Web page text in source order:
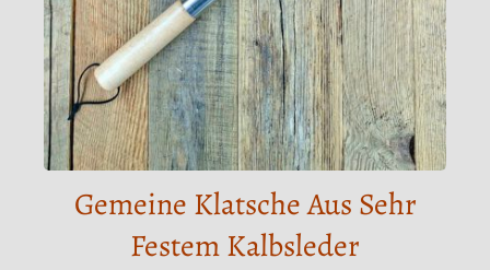
Gemeine Klatsche Aus Sehr
Festem Kalbsleder